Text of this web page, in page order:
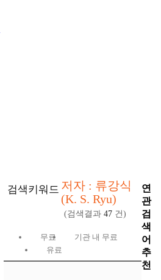
검색키워드 저자 : 류강식
(K. S. Ryu)
(검색결과 47 건)
무료
기관 내 무료
유료
연
관
검
색
어
추
천